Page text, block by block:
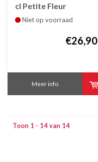
cl Petite Fleur
Niet op voorraad
€26,90
Meer info
Toon 1 - 14 van 14